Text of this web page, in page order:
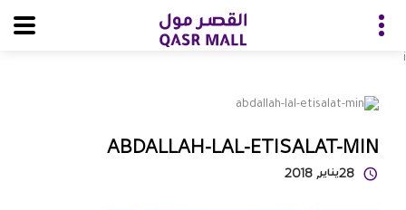
i
ABDALLAH-LAL-ETISALAT-MIN
28يناير, 2018